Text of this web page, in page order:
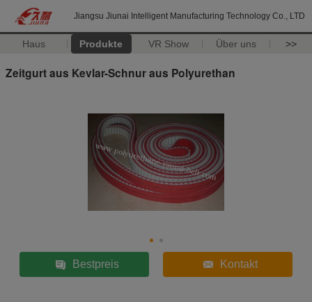
Jiangsu Jiunai Intelligent Manufacturing Technology Co., LTD
Haus Produkte VR Show Über uns >>
Zeitgurt aus Kevlar-Schnur aus Polyurethan
Bestpreis Kontakt